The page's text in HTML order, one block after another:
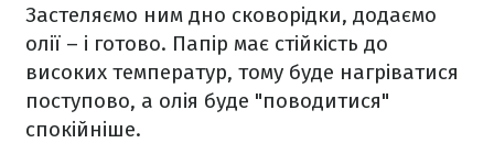
Застеляємо ним дно сковорідки, додаємо
олії – і готово. Папір має стійкість до
високих температур, тому буде нагріватися
поступово, а олія буде "поводитися"
спокійніше.